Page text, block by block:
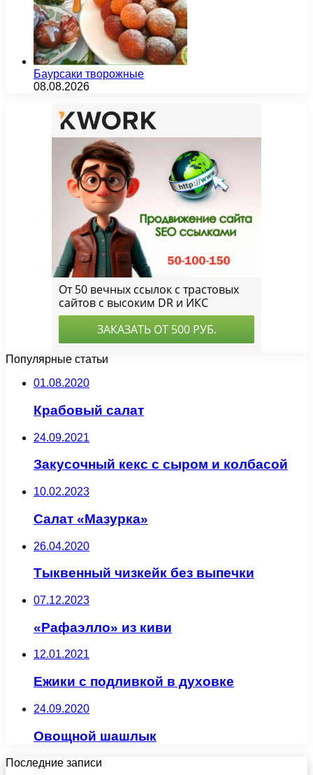
Баурсаки творожные
08.08.2026
Популярные статьи
01.08.2020
Крабовый салат
24.09.2021
Закусочный кекс с сыром и колбасой
10.02.2023
Салат «Мазурка»
26.04.2020
Тыквенный чизкейк без выпечки
07.12.2023
«Рафаэлло» из киви
12.01.2021
Ежики с подливкой в духовке
24.09.2020
Овощной шашлык
Последние записи